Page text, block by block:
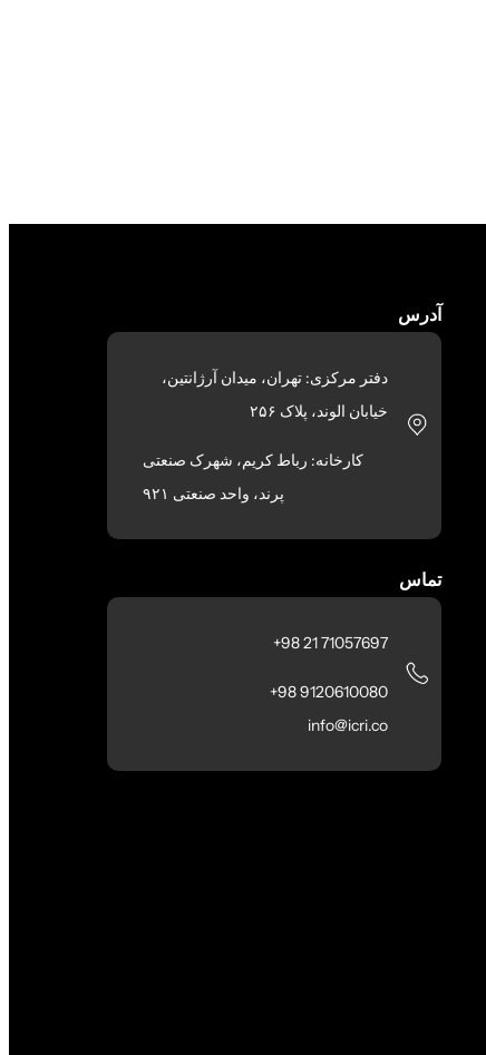
آدرس
دفتر مرکزی: تهران، میدان آرژانتین،
خیابان الوند، پلاک ۲۵۶
کارخانه: رباط کریم، شهرک صنعتی
پرند، واحد صنعتی ۹۲۱
تماس
71057697 21 98+
9120610080 98+
info@icri.co